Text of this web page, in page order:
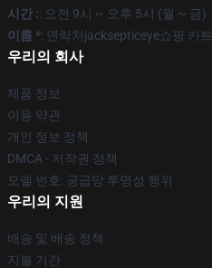
시간 :: 오전 9시 ~ 오후 5시 (월 ~ 금)
이름 *: 연락처jacksepticeye쇼핑 카트
우리의 회사
제품 정보
이용 약관
개인 정보 정책
DMCA - 저작권 정책
모델 번호: 공급망 투명성 행위
우리의 지원
배송 및 배송 정책
지불 기간